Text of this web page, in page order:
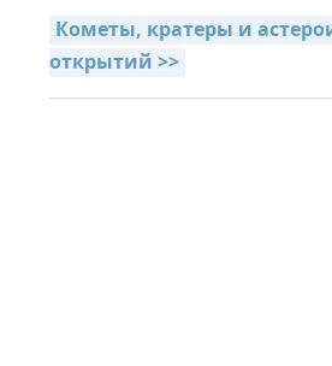
Кометы, кратеры и
открытий >>